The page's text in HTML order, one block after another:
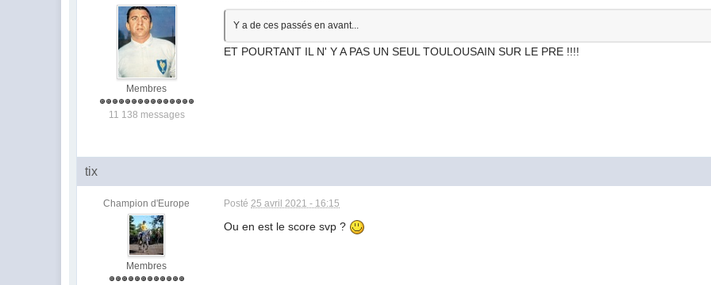
Membres
11 138 messages
Y a de ces passés en avant...
ET POURTANT IL N' Y A PAS UN SEUL TOULOUSAIN SUR LE PRE !!!!
tix
Champion d'Europe
Membres
Posté25 avril 2021 - 16:15
Ou en est le score svp ?